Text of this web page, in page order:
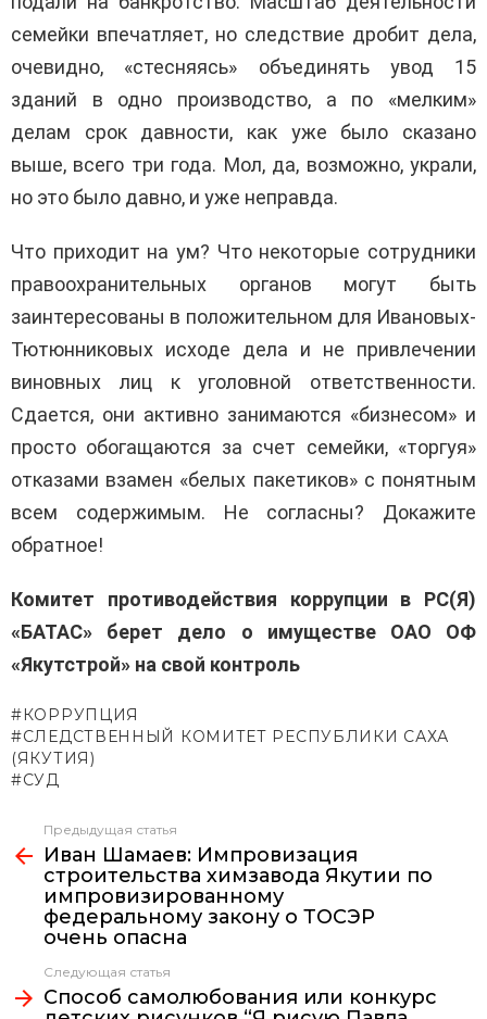
семейки впечатляет, но следствие дробит дела,
очевидно, «стесняясь» объединять увод 15
зданий в одно производство, а по «мелким»
делам срок давности, как уже было сказано
выше, всего три года. Мол, да, возможно, украли,
но это было давно, и уже неправда.
Что приходит на ум? Что некоторые сотрудники
правоохранительных органов могут быть
заинтересованы в положительном для Ивановых-
Тютюнниковых исходе дела и не привлечении
виновных лиц к уголовной ответственности.
Сдается, они активно занимаются «бизнесом» и
просто обогащаются за счет семейки, «торгуя»
отказами взамен «белых пакетиков» с понятным
всем содержимым. Не согласны? Докажите
обратное!
Комитет противодействия коррупции в РС(Я)
«БАТАС» берет дело о имуществе ОАО ОФ
«Якутстрой» на свой контроль
КОРРУПЦИЯ
СЛЕДСТВЕННЫЙ КОМИТЕТ РЕСПУБЛИКИ САХА
(ЯКУТИЯ)
СУД
Узнать
больше
Предыдущая статья
Иван Шамаев: Импровизация
строительства химзавода Якутии по
импровизированному
федеральному закону о ТОСЭР
очень опасна
Следующая статья
Способ самолюбования или конкурс